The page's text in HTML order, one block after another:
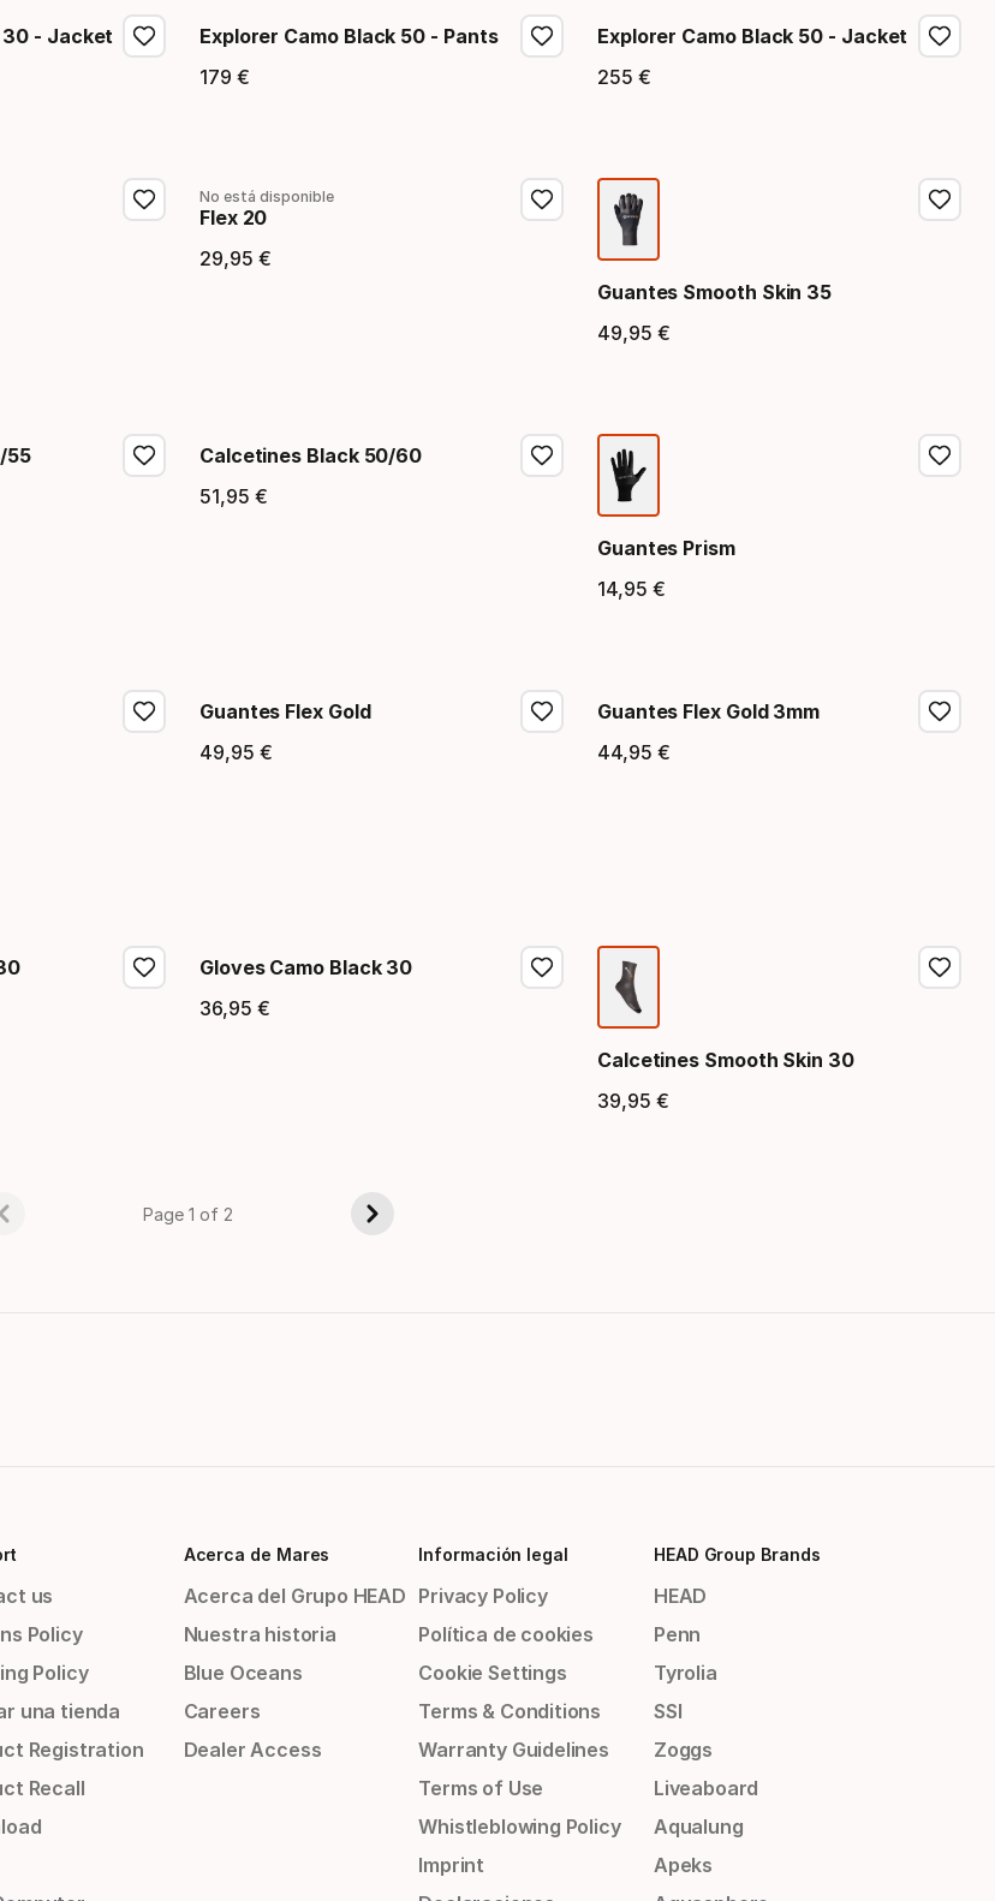
30 - Jacket
Explorer Camo Black 50 - Pants
179 €
Explorer Camo Black 50 - Jacket
255 €
No está disponible
Flex 20
29,95 €
Precio final
Guantes Smooth Skin 35
49,95 €
Precio final
55
Calcetines Black 50/60
51,95 €
Precio final
Guantes Prism
14,95 €
Precio final
Guantes Flex Gold
49,95 €
Precio final
Guantes Flex Gold 3mm
44,95 €
Precio final
Gloves Camo Black 30
36,95 €
Precio final
Calcetines Smooth Skin 30
39,95 €
Precio final
Page 1 of 2
us
Policy
Policy
una tienda
Registration
Recall
Acerca de Mares
Acerca del Grupo HEAD
Nuestra historia
Blue Oceans
Careers
Dealer Access
Información legal
Privacy Policy
Política de cookies
Cookie Settings
Terms & Conditions
Warranty Guidelines
Terms of Use
Whistleblowing Policy
Imprint
HEAD Group Brands
HEAD
Penn
Tyrolia
SSI
Zoggs
Liveaboard
Aqualung
Apeks